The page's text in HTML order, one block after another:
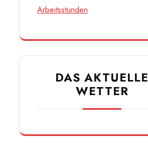
Arbeitsstunden
DAS AKTUELLE
WETTER